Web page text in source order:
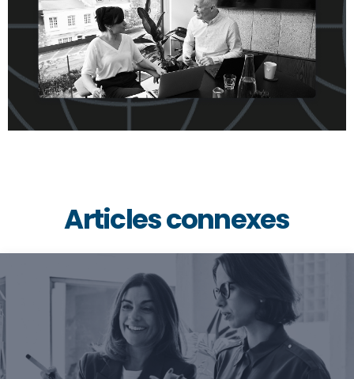
Articles connexes